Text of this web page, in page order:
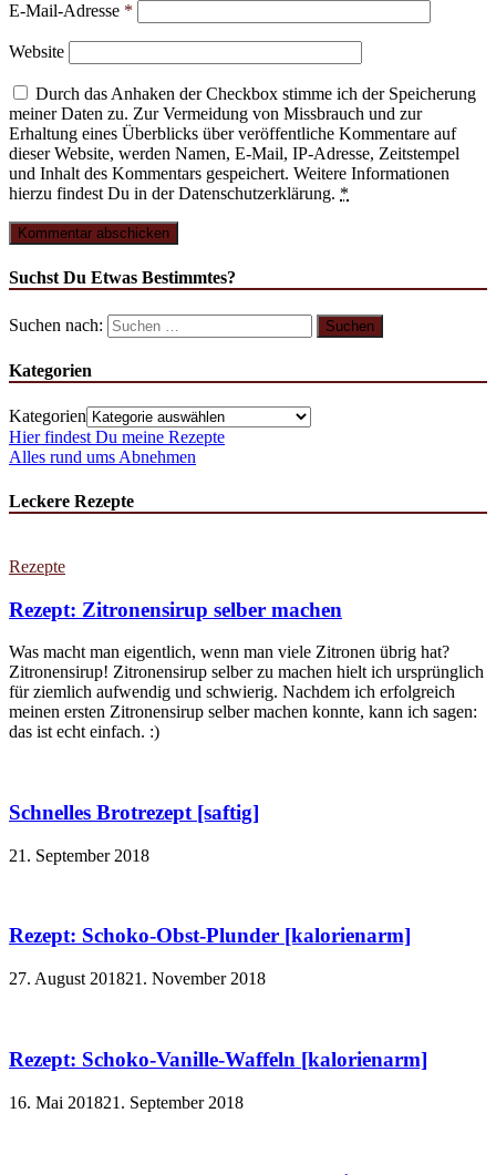
E-Mail-Adresse *
Website
Durch das Anhaken der Checkbox stimme ich der Speicherung
meiner Daten zu. Zur Vermeidung von Missbrauch und zur
Erhaltung eines Überblicks über veröffentliche Kommentare auf
dieser Website, werden Namen, E-Mail, IP-Adresse, Zeitstempel
und Inhalt des Kommentars gespeichert. Weitere Informationen
hierzu findest Du in der Datenschutzerklärung. *
Suchst Du Etwas Bestimmtes?
Suchen nach:
Kategorien
Kategorien
Hier findest Du meine Rezepte
Alles rund ums Abnehmen
Leckere Rezepte
Rezepte
Rezept: Zitronensirup selber machen
Was macht man eigentlich, wenn man viele Zitronen übrig hat?
Zitronensirup! Zitronensirup selber zu machen hielt ich ursprünglich
für ziemlich aufwendig und schwierig. Nachdem ich erfolgreich
meinen ersten Zitronensirup selber machen konnte, kann ich sagen:
das ist echt einfach. :)
Schnelles Brotrezept [saftig]
21. September 2018
Rezept: Schoko-Obst-Plunder [kalorienarm]
27. August 201821. November 2018
Rezept: Schoko-Vanille-Waffeln [kalorienarm]
16. Mai 201821. September 2018